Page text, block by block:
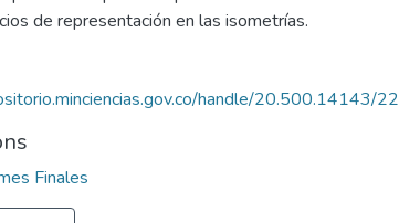
de representación en las isometrías.
handle/20.500.14143/
Finales